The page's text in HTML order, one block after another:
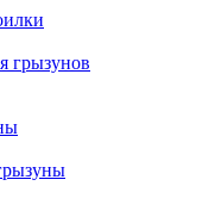
грызунов